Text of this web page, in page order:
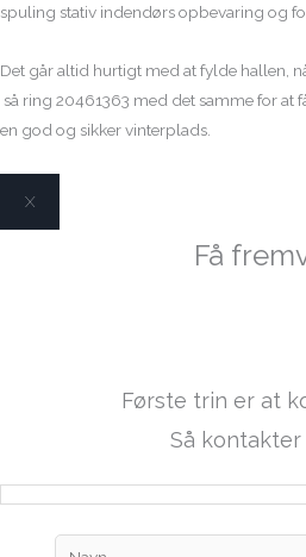
spuling stativ indendørs opbevaring og
Det går altid hurtigt med at fylde hallen,
så ring 20461363 med det samme for at
en god og sikker vinterplads.
X
Få
Første trin er at
Så kontakter